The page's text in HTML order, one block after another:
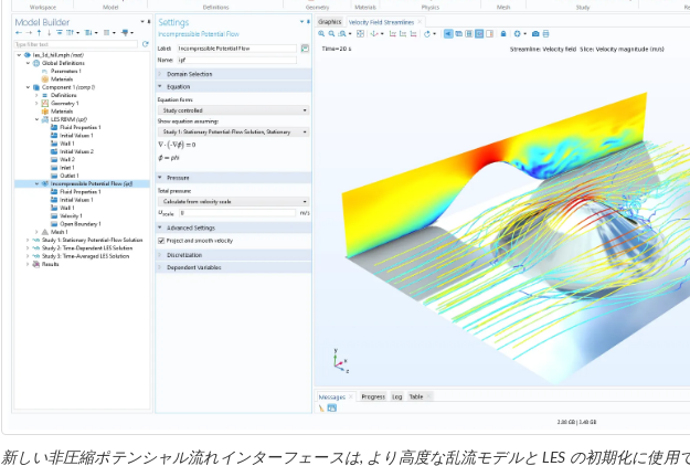
新しい非圧縮ポテンシャル流れインターフェースは, より高度な乱流モデルと LES の初期化に使用